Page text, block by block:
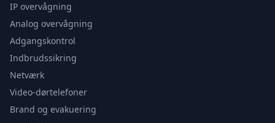
IP overvågning
Analog overvågning
Adgangskontrol
Indbrudssikring
Netværk
Video-dørtelefoner
Brand og evakuering